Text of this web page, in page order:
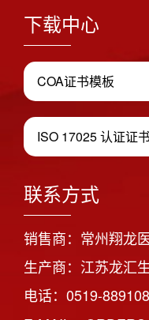
下载中心
COA证书模板
ISO 17025 认证证书
联系方式
销售商：常州翔龙
生产商：江苏龙汇
电话：0519-